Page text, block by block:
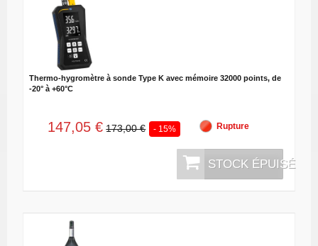
Thermo-hygromètre à sonde Type K avec mémoire 32000 points, de
-20° à +60°C
147,05 € 173,00 € - 15% Rupture
STOCK ÉPUISÉ